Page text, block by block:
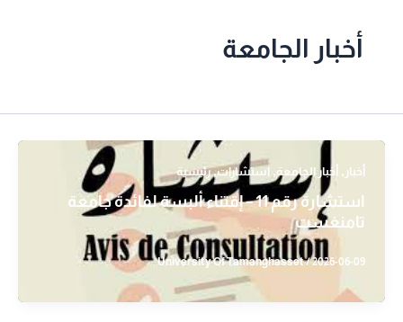
أخبار الجامعة
أخبار , أخبار الجامعة, استشارات,رئيسية
استشارة رقم 11 – إقتناء ألبسة لفائدة جامعة
تامنغست
University Of Tamanghasset/2026-06-09